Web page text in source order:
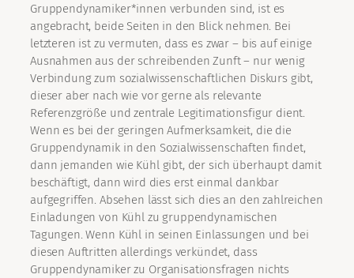
Gruppendynamiker*innen verbunden sind, ist es
angebracht, beide Seiten in den Blick nehmen. Bei
letzteren ist zu vermuten, dass es zwar – bis auf einige
Ausnahmen aus der schreibenden Zunft – nur wenig
Verbindung zum sozialwissenschaftlichen Diskurs gibt,
dieser aber nach wie vor gerne als relevante
Referenzgröße und zentrale Legitimationsfigur dient.
Wenn es bei der geringen Aufmerksamkeit, die die
Gruppendynamik in den Sozialwissenschaften findet,
dann jemanden wie Kühl gibt, der sich überhaupt damit
beschäftigt, dann wird dies erst einmal dankbar
aufgegriffen. Absehen lässt sich dies an den zahlreichen
Einladungen von Kühl zu gruppendynamischen
Tagungen. Wenn Kühl in seinen Einlassungen und bei
diesen Auftritten allerdings verkündet, dass
Gruppendynamiker zu Organisationsfragen nichts